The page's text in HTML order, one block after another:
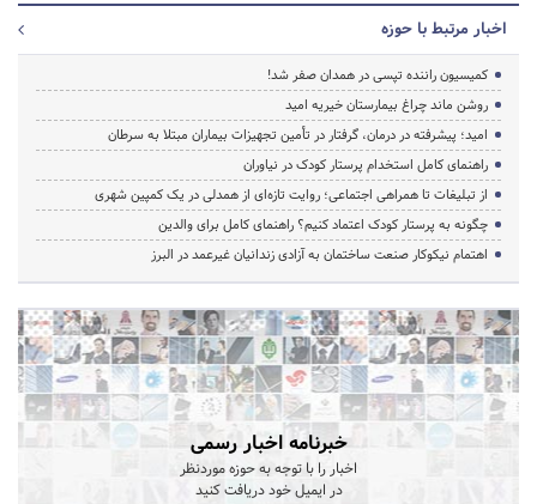
اخبار مرتبط با حوزه
کمیسیون راننده تپسی در همدان صفر شد!
روشن ماند چراغ بیمارستان خیریه امید
امید؛ پیشرفته در درمان، گرفتار در تأمین تجهیزات بیماران مبتلا به سرطان
راهنمای کامل استخدام پرستار کودک در نیاوران
از تبلیغات تا همراهی اجتماعی؛ روایت تازه‌ای از همدلی در یک کمپین شهری
چگونه به پرستار کودک اعتماد کنیم؟ راهنمای کامل برای والدین
اهتمام نیکوکار صنعت ساختمان به آزادی زندانیان غیرعمد در البرز
خبرنامه اخبار رسمی
اخبار را با توجه به حوزه موردنظر
در ایمیل خود دریافت کنید